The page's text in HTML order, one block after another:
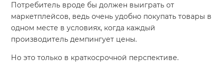
Потребитель вроде бы должен выиграть от
маркетплейсов, ведь очень удобно покупать товары в
одном месте в условиях, когда каждый
производитель демпингует цены.
Но это только в краткосрочной перспективе.